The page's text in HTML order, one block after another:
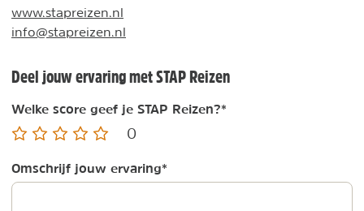
www.stapreizen.nl
info@stapreizen.nl
Deel jouw ervaring met STAP Reizen
Welke score geef je STAP Reizen?*
0
Omschrijf jouw ervaring*